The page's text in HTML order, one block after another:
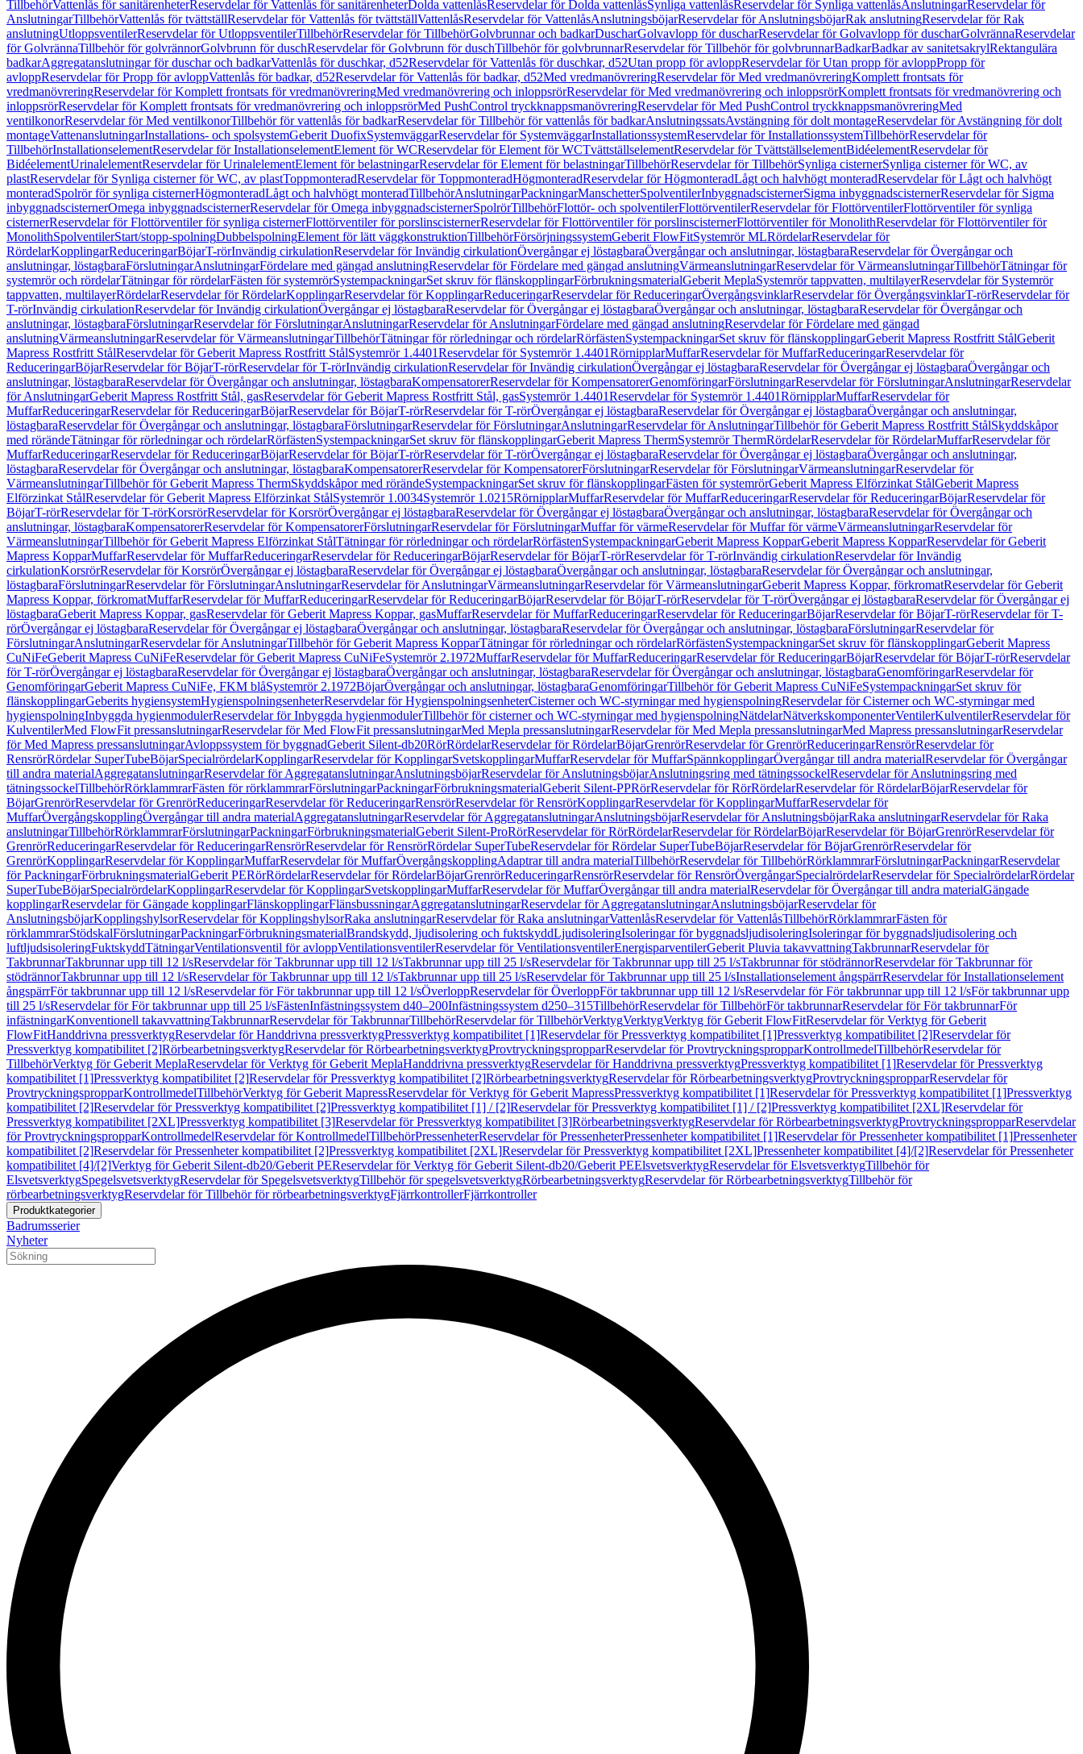
TillbehörVattenlås för sanitärenheterReservdelar för Vattenlås för sanitärenheterDolda vattenlåsReservdelar för Dolda vattenlåsSynliga vattenlåsReservdelar för Synliga vattenlåsAnslutningarReservdelar för
AnslutningarTillbehörVattenlås för tvättställReservdelar för Vattenlås för tvättställVattenlåsReservdelar för VattenlåsAnslutningsböjarReservdelar för AnslutningsböjarRak anslutningReservdelar för Rak
anslutningUtloppsventilerReservdelar för UtloppsventilerTillbehörReservdelar för TillbehörGolvbrunnar och badkarDuscharGolvavlopp för duscharReservdelar för Golvavlopp för duscharGolvrännaReservdelar
för GolvrännaTillbehör för golvrännorGolvbrunn för duschReservdelar för Golvbrunn för duschTillbehör för golvbrunnarReservdelar för Tillbehör för golvbrunnarBadkarBadkar av sanitetsakrylRektangulära
badkarAggregatanslutningar för duschar och badkarVattenlås för duschkar, d52Reservdelar för Vattenlås för duschkar, d52Utan propp för avloppReservdelar för Utan propp för avloppPropp för
avloppReservdelar för Propp för avloppVattenlås för badkar, d52Reservdelar för Vattenlås för badkar, d52Med vredmanövreringReservdelar för Med vredmanövreringKomplett frontsats för
vredmanövreringReservdelar för Komplett frontsats för vredmanövreringMed vredmanövrering och inloppsrörReservdelar för Med vredmanövrering och inloppsrörKomplett frontsats för vredmanövrering och
inloppsrörReservdelar för Komplett frontsats för vredmanövrering och inloppsrörMed PushControl tryckknappsmanövreringReservdelar för Med PushControl tryckknappsmanövreringMed
ventilkonorReservdelar för Med ventilkonorTillbehör för vattenlås för badkarReservdelar för Tillbehör för vattenlås för badkarAnslutningssatsAvstängning för dolt montageReservdelar för Avstängning för dolt
montageVattenanslutningarInstallations- och spolsystemGeberit DuofixSystemväggarReservdelar för SystemväggarInstallationssystemReservdelar för InstallationssystemTillbehörReservdelar för
TillbehörInstallationselementReservdelar för InstallationselementElement för WCReservdelar för Element för WCTvättställselementReservdelar för TvättställselementBidéelementReservdelar för
BidéelementUrinalelementReservdelar för UrinalelementElement för belastningarReservdelar för Element för belastningarTillbehörReservdelar för TillbehörSynliga cisternerSynliga cisterner för WC, av
plastReservdelar för Synliga cisterner för WC, av plastToppmonteradReservdelar för ToppmonteradHögmonteradReservdelar för HögmonteradLågt och halvhögt monteradReservdelar för Lågt och halvhögt
monteradSpolrör för synliga cisternerHögmonteradLågt och halvhögt monteradTillbehörAnslutningarPackningarManschetterSpolventilerInbyggnadscisternerSigma inbyggnadscisternerReservdelar för Sigma
inbyggnadscisternerOmega inbyggnadscisternerReservdelar för Omega inbyggnadscisternerSpolrörTillbehörFlottör- och spolventilerFlottörventilerReservdelar för FlottörventilerFlottörventiler för synliga
cisternerReservdelar för Flottörventiler för synliga cisternerFlottörventiler för porslinscisternerReservdelar för Flottörventiler för porslinscisternerFlottörventiler för MonolithReservdelar för Flottörventiler för
MonolithSpolventilerStart/stopp-spolningDubbelspolningElement för lätt väggkonstruktionTillbehörFörsörjningssystemGeberit FlowFitSystemrör MLRördelarReservdelar för
RördelarKopplingarReduceringarBöjarT-rörInvändig cirkulationReservdelar för Invändig cirkulationÖvergångar ej löstagbaraÖvergångar och anslutningar, löstagbaraReservdelar för Övergångar och
anslutningar, löstagbaraFörslutningarAnslutningarFördelare med gängad anslutningReservdelar för Fördelare med gängad anslutningVärmeanslutningarReservdelar för VärmeanslutningarTillbehörTätningar för
systemrör och rördelarTätningar för rördelarFästen för systemrörSystempackningarSet skruv för flänskopplingarFörbrukningsmaterialGeberit MeplaSystemrör tappvatten, multilayerReservdelar för Systemrör
tappvatten, multilayerRördelarReservdelar för RördelarKopplingarReservdelar för KopplingarReduceringarReservdelar för ReduceringarÖvergångsvinklarReservdelar för ÖvergångsvinklarT-rörReservdelar för
T-rörInvändig cirkulationReservdelar för Invändig cirkulationÖvergångar ej löstagbaraReservdelar för Övergångar ej löstagbaraÖvergångar och anslutningar, löstagbaraReservdelar för Övergångar och
anslutningar, löstagbaraFörslutningarReservdelar för FörslutningarAnslutningarReservdelar för AnslutningarFördelare med gängad anslutningReservdelar för Fördelare med gängad
anslutningVärmeanslutningarReservdelar för VärmeanslutningarTillbehörTätningar för rörledningar och rördelarRörfästenSystempackningarSet skruv för flänskopplingarGeberit Mapress Rostfritt StålGeberit
Mapress Rostfritt StålReservdelar för Geberit Mapress Rostfritt StålSystemrör 1.4401Reservdelar för Systemrör 1.4401RörnipplarMuffarReservdelar för MuffarReduceringarReservdelar för
ReduceringarBöjarReservdelar för BöjarT-rörReservdelar för T-rörInvändig cirkulationReservdelar för Invändig cirkulationÖvergångar ej löstagbaraReservdelar för Övergångar ej löstagbaraÖvergångar och
anslutningar, löstagbaraReservdelar för Övergångar och anslutningar, löstagbaraKompensatorerReservdelar för KompensatorerGenomföringarFörslutningarReservdelar för FörslutningarAnslutningarReservdelar
för AnslutningarGeberit Mapress Rostfritt Stål, gasReservdelar för Geberit Mapress Rostfritt Stål, gasSystemrör 1.4401Reservdelar för Systemrör 1.4401RörnipplarMuffarReservdelar för
MuffarReduceringarReservdelar för ReduceringarBöjarReservdelar för BöjarT-rörReservdelar för T-rörÖvergångar ej löstagbaraReservdelar för Övergångar ej löstagbaraÖvergångar och anslutningar,
löstagbaraReservdelar för Övergångar och anslutningar, löstagbaraFörslutningarReservdelar för FörslutningarAnslutningarReservdelar för AnslutningarTillbehör för Geberit Mapress Rostfritt StålSkyddskåpor
med rörändeTätningar för rörledningar och rördelarRörfästenSystempackningarSet skruv för flänskopplingarGeberit Mapress ThermSystemrör ThermRördelarReservdelar för RördelarMuffarReservdelar för
MuffarReduceringarReservdelar för ReduceringarBöjarReservdelar för BöjarT-rörReservdelar för T-rörÖvergångar ej löstagbaraReservdelar för Övergångar ej löstagbaraÖvergångar och anslutningar,
löstagbaraReservdelar för Övergångar och anslutningar, löstagbaraKompensatorerReservdelar för KompensatorerFörslutningarReservdelar för FörslutningarVärmeanslutningarReservdelar för
VärmeanslutningarTillbehör för Geberit Mapress ThermSkyddskåpor med rörändeSystempackningarSet skruv för flänskopplingarFästen för systemrörGeberit Mapress Elförzinkat StålGeberit Mapress
Elförzinkat StålReservdelar för Geberit Mapress Elförzinkat StålSystemrör 1.0034Systemrör 1.0215RörnipplarMuffarReservdelar för MuffarReduceringarReservdelar för ReduceringarBöjarReservdelar för
BöjarT-rörReservdelar för T-rörKorsrörReservdelar för KorsrörÖvergångar ej löstagbaraReservdelar för Övergångar ej löstagbaraÖvergångar och anslutningar, löstagbaraReservdelar för Övergångar och
anslutningar, löstagbaraKompensatorerReservdelar för KompensatorerFörslutningarReservdelar för FörslutningarMuffar för värmeReservdelar för Muffar för värmeVärmeanslutningarReservdelar för
VärmeanslutningarTillbehör för Geberit Mapress Elförzinkat StålTätningar för rörledningar och rördelarRörfästenSystempackningarGeberit Mapress KopparGeberit Mapress KopparReservdelar för Geberit
Mapress KopparMuffarReservdelar för MuffarReduceringarReservdelar för ReduceringarBöjarReservdelar för BöjarT-rörReservdelar för T-rörInvändig cirkulationReservdelar för Invändig
cirkulationKorsrörReservdelar för KorsrörÖvergångar ej löstagbaraReservdelar för Övergångar ej löstagbaraÖvergångar och anslutningar, löstagbaraReservdelar för Övergångar och anslutningar,
löstagbaraFörslutningarReservdelar för FörslutningarAnslutningarReservdelar för AnslutningarVärmeanslutningarReservdelar för VärmeanslutningarGeberit Mapress Koppar, förkromatReservdelar för Geberit
Mapress Koppar, förkromatMuffarReservdelar för MuffarReduceringarReservdelar för ReduceringarBöjarReservdelar för BöjarT-rörReservdelar för T-rörÖvergångar ej löstagbaraReservdelar för Övergångar ej
löstagbaraGeberit Mapress Koppar, gasReservdelar för Geberit Mapress Koppar, gasMuffarReservdelar för MuffarReduceringarReservdelar för ReduceringarBöjarReservdelar för BöjarT-rörReservdelar för T-
rörÖvergångar ej löstagbaraReservdelar för Övergångar ej löstagbaraÖvergångar och anslutningar, löstagbaraReservdelar för Övergångar och anslutningar, löstagbaraFörslutningarReservdelar för
FörslutningarAnslutningarReservdelar för AnslutningarTillbehör för Geberit Mapress KopparTätningar för rörledningar och rördelarRörfästenSystempackningarSet skruv för flänskopplingarGeberit Mapress
CuNiFeGeberit Mapress CuNiFeReservdelar för Geberit Mapress CuNiFeSystemrör 2.1972MuffarReservdelar för MuffarReduceringarReservdelar för ReduceringarBöjarReservdelar för BöjarT-rörReservdelar
för T-rörÖvergångar ej löstagbaraReservdelar för Övergångar ej löstagbaraÖvergångar och anslutningar, löstagbaraReservdelar för Övergångar och anslutningar, löstagbaraGenomföringarReservdelar för
GenomföringarGeberit Mapress CuNiFe, FKM blåSystemrör 2.1972BöjarÖvergångar och anslutningar, löstagbaraGenomföringarTillbehör för Geberit Mapress CuNiFeSystempackningarSet skruv för
flänskopplingarGeberits hygiensystemHygienspolningsenheterReservdelar för HygienspolningsenheterCisterner och WC-styrningar med hygienspolningReservdelar för Cisterner och WC-styrningar med
hygienspolningInbyggda hygienmodulerReservdelar för Inbyggda hygienmodulerTillbehör för cisterner och WC-styrningar med hygienspolningNätdelarNätverkskomponenterVentilerKulventilerReservdelar för
KulventilerMed FlowFit pressanslutningarReservdelar för Med FlowFit pressanslutningarMed Mepla pressanslutningarReservdelar för Med Mepla pressanslutningarMed Mapress pressanslutningarReservdelar
för Med Mapress pressanslutningarAvloppssystem för byggnadGeberit Silent-db20RörRördelarReservdelar för RördelarBöjarGrenrörReservdelar för GrenrörReduceringarRensrörReservdelar för
RensrörRördelar SuperTubeBöjarSpecialrördelarKopplingarReservdelar för KopplingarSvetskopplingarMuffarReservdelar för MuffarSpännkopplingarÖvergångar till andra materialReservdelar för Övergångar
till andra materialAggregatanslutningarReservdelar för AggregatanslutningarAnslutningsböjarReservdelar för AnslutningsböjarAnslutningsring med tätningssockelReservdelar för Anslutningsring med
tätningssockelTillbehörRörklammrarFästen för rörklammrarFörslutningarPackningarFörbrukningsmaterialGeberit Silent-PPRörReservdelar för RörRördelarReservdelar för RördelarBöjarReservdelar för
BöjarGrenrörReservdelar för GrenrörReduceringarReservdelar för ReduceringarRensrörReservdelar för RensrörKopplingarReservdelar för KopplingarMuffarReservdelar för
MuffarÖvergångskopplingÖvergångar till andra materialAggregatanslutningarReservdelar för AggregatanslutningarAnslutningsböjarReservdelar för AnslutningsböjarRaka anslutningarReservdelar för Raka
anslutningarTillbehörRörklammrarFörslutningarPackningarFörbrukningsmaterialGeberit Silent-ProRörReservdelar för RörRördelarReservdelar för RördelarBöjarReservdelar för BöjarGrenrörReservdelar för
GrenrörReduceringarReservdelar för ReduceringarRensrörReservdelar för RensrörRördelar SuperTubeReservdelar för Rördelar SuperTubeBöjarReservdelar för BöjarGrenrörReservdelar för
GrenrörKopplingarReservdelar för KopplingarMuffarReservdelar för MuffarÖvergångskopplingAdaptrar till andra materialTillbehörReservdelar för TillbehörRörklammrarFörslutningarPackningarReservdelar
för PackningarFörbrukningsmaterialGeberit PERörRördelarReservdelar för RördelarBöjarGrenrörReduceringarRensrörReservdelar för RensrörÖvergångarSpecialrördelarReservdelar för SpecialrördelarRördelar
SuperTubeBöjarSpecialrördelarKopplingarReservdelar för KopplingarSvetskopplingarMuffarReservdelar för MuffarÖvergångar till andra materialReservdelar för Övergångar till andra materialGängade
kopplingarReservdelar för Gängade kopplingarFlänskopplingarFlänsbussningarAggregatanslutningarReservdelar för AggregatanslutningarAnslutningsböjarReservdelar för
AnslutningsböjarKopplingshylsorReservdelar för KopplingshylsorRaka anslutningarReservdelar för Raka anslutningarVattenlåsReservdelar för VattenlåsTillbehörRörklammrarFästen för
rörklammrarStödskalFörslutningarPackningarFörbrukningsmaterialBrandskydd, ljudisolering och fuktskyddLjudisoleringIsoleringar för byggnadsljudisoleringIsoleringar för byggnadsljudisolering och
luftljudsisoleringFuktskyddTätningarVentilationsventil för avloppVentilationsventilerReservdelar för VentilationsventilerEnergisparventilerGeberit Pluvia takavvattningTakbrunnarReservdelar för
TakbrunnarTakbrunnar upp till 12 l/sReservdelar för Takbrunnar upp till 12 l/sTakbrunnar upp till 25 l/sReservdelar för Takbrunnar upp till 25 l/sTakbrunnar för stödrännorReservdelar för Takbrunnar för
stödrännorTakbrunnar upp till 12 l/sReservdelar för Takbrunnar upp till 12 l/sTakbrunnar upp till 25 l/sReservdelar för Takbrunnar upp till 25 l/sInstallationselement ångspärrReservdelar för Installationselement
ångspärrFör takbrunnar upp till 12 l/sReservdelar för För takbrunnar upp till 12 l/sÖverloppReservdelar för ÖverloppFör takbrunnar upp till 12 l/sReservdelar för För takbrunnar upp till 12 l/sFör takbrunnar upp
till 25 l/sReservdelar för För takbrunnar upp till 25 l/sFästenInfästningssystem d40–200Infästningssystem d250–315TillbehörReservdelar för TillbehörFör takbrunnarReservdelar för För takbrunnarFör
infästningarKonventionell takavvattningTakbrunnarReservdelar för TakbrunnarTillbehörReservdelar för TillbehörVerktygVerktygVerktyg för Geberit FlowFitReservdelar för Verktyg för Geberit
FlowFitHanddrivna pressverktygReservdelar för Handdrivna pressverktygPressverktyg kompatibilitet [1]Reservdelar för Pressverktyg kompatibilitet [1]Pressverktyg kompatibilitet [2]Reservdelar för
Pressverktyg kompatibilitet [2]RörbearbetningsverktygReservdelar för RörbearbetningsverktygProvtryckningspropparReservdelar för ProvtryckningspropparKontrollmedelTillbehörReservdelar för
TillbehörVerktyg för Geberit MeplaReservdelar för Verktyg för Geberit MeplaHanddrivna pressverktygReservdelar för Handdrivna pressverktygPressverktyg kompatibilitet [1]Reservdelar för Pressverktyg
kompatibilitet [1]Pressverktyg kompatibilitet [2]Reservdelar för Pressverktyg kompatibilitet [2]RörbearbetningsverktygReservdelar för RörbearbetningsverktygProvtryckningspropparReservdelar för
ProvtryckningspropparKontrollmedelTillbehörVerktyg för Geberit MapressReservdelar för Verktyg för Geberit MapressPressverktyg kompatibilitet [1]Reservdelar för Pressverktyg kompatibilitet [1]Pressverktyg
kompatibilitet [2]Reservdelar för Pressverktyg kompatibilitet [2]Pressverktyg kompatibilitet [1] / [2]Reservdelar för Pressverktyg kompatibilitet [1] / [2]Pressverktyg kompatibilitet [2XL]Reservdelar för
Pressverktyg kompatibilitet [2XL]Pressverktyg kompatibilitet [3]Reservdelar för Pressverktyg kompatibilitet [3]RörbearbetningsverktygReservdelar för RörbearbetningsverktygProvtryckningspropparReservdelar
för ProvtryckningspropparKontrollmedelReservdelar för KontrollmedelTillbehörPressenheterReservdelar för PressenheterPressenheter kompatibilitet [1]Reservdelar för Pressenheter kompatibilitet [1]Pressenheter
kompatibilitet [2]Reservdelar för Pressenheter kompatibilitet [2]Pressverktyg kompatibilitet [2XL]Reservdelar för Pressverktyg kompatibilitet [2XL]Pressenheter kompatibilitet [4]/[2]Reservdelar för Pressenheter
kompatibilitet [4]/[2]Verktyg för Geberit Silent-db20/Geberit PEReservdelar för Verktyg för Geberit Silent-db20/Geberit PEElsvetsverktygReservdelar för ElsvetsverktygTillbehör för
ElsvetsverktygSpegelsvetsverktygReservdelar för SpegelsvetsverktygTillbehör för spegelsvetsverktygRörbearbetningsverktygReservdelar för RörbearbetningsverktygTillbehör för
rörbearbetningsverktygReservdelar för Tillbehör för rörbearbetningsverktygFjärrkontrollerFjärrkontroller
Produktkategorier
Badrumsserier
Nyheter